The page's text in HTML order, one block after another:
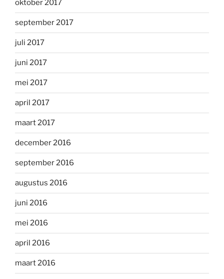
oktober 2017
september 2017
juli 2017
juni 2017
mei 2017
april 2017
maart 2017
december 2016
september 2016
augustus 2016
juni 2016
mei 2016
april 2016
maart 2016